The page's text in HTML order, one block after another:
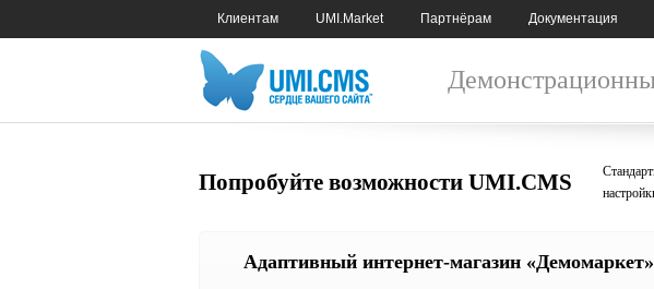
Клиентам UMI.Market Партнёрам Документация
Попробуйте возможности UMI.CMS
Адаптивный интернет-магазин «Демомаркет»